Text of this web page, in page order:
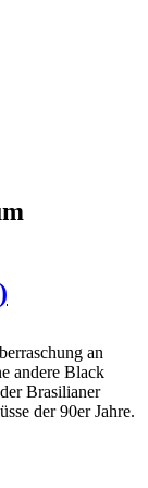
an
andere Black
Brasilianer
der 90er Jahre.